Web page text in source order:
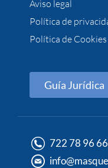
Aviso legal
Política de
Política de Cookies
Guía Jurídica
722 78 96 66